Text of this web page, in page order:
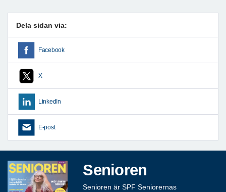
Dela sidan via:
Facebook
X
LinkedIn
E-post
Senioren
Senioren är SPF Seniorernas